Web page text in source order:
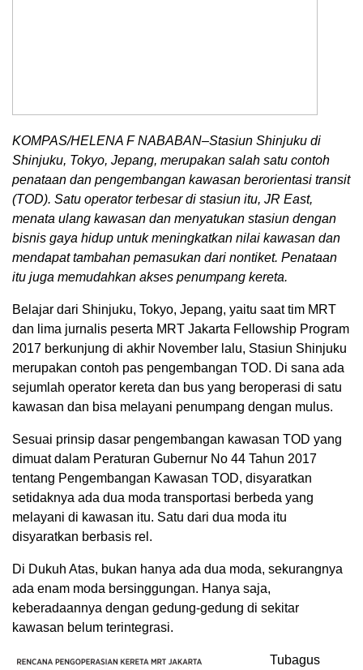
KOMPAS/HELENA F NABABAN–Stasiun Shinjuku di
Shinjuku, Tokyo, Jepang, merupakan salah satu contoh
penataan dan pengembangan kawasan berorientasi transit
(TOD). Satu operator terbesar di stasiun itu, JR East,
menata ulang kawasan dan menyatukan stasiun dengan
bisnis gaya hidup untuk meningkatkan nilai kawasan dan
mendapat tambahan pemasukan dari nontiket. Penataan
itu juga memudahkan akses penumpang kereta.
Belajar dari Shinjuku, Tokyo, Jepang, yaitu saat tim MRT
dan lima jurnalis peserta MRT Jakarta Fellowship Program
2017 berkunjung di akhir November lalu, Stasiun Shinjuku
merupakan contoh pas pengembangan TOD. Di sana ada
sejumlah operator kereta dan bus yang beroperasi di satu
kawasan dan bisa melayani penumpang dengan mulus.
Sesuai prinsip dasar pengembangan kawasan TOD yang
dimuat dalam Peraturan Gubernur No 44 Tahun 2017
tentang Pengembangan Kawasan TOD, disyaratkan
setidaknya ada dua moda transportasi berbeda yang
melayani di kawasan itu. Satu dari dua moda itu
disyaratkan berbasis rel.
Di Dukuh Atas, bukan hanya ada dua moda, sekurangnya
ada enam moda bersinggungan. Hanya saja,
keberadaannya dengan gedung-gedung di sekitar
kawasan belum terintegrasi.
Tubagus